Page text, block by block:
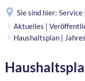
Sie sind hier: Service
Aktuelles |
Haushaltsplan |